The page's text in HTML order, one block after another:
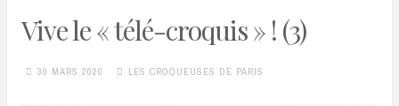
Vive le « télé-croquis » ! (3)
30 MARS 2020 LES CROQUEUSES DE PARIS